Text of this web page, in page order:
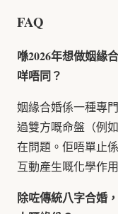
FAQ
喺2026年想做姻緣
咩唔同？
姻緣合婚係一種專
過雙方嘅命盤（例
在問題。佢唔單止
互動產生嘅化學作
除咗傳統八字合婚